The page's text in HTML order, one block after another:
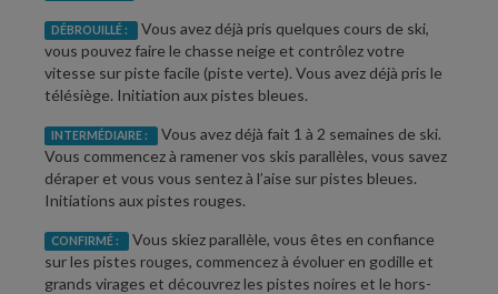
DÉBROUILLÉ :
Vous avez déjà pris quelques cours de ski,
vous pouvez faire le chasse neige et contrôlez votre
vitesse sur piste facile (piste verte). Vous avez déjà pris le
télésiège. Initiation aux pistes bleues.
INTERMÉDIAIRE :
Vous avez déjà fait 1 à 2 semaines de ski.
Vous commencez à ramener vos skis parallèles, vous savez
déraper et vous vous sentez à l’aise sur pistes bleues.
Initiations aux pistes rouges.
CONFIRMÉ :
Vous skiez parallèle, vous êtes en confiance
sur les pistes rouges, commencez à évoluer en godille et
grands virages et découvrez les pistes noires et le hors-